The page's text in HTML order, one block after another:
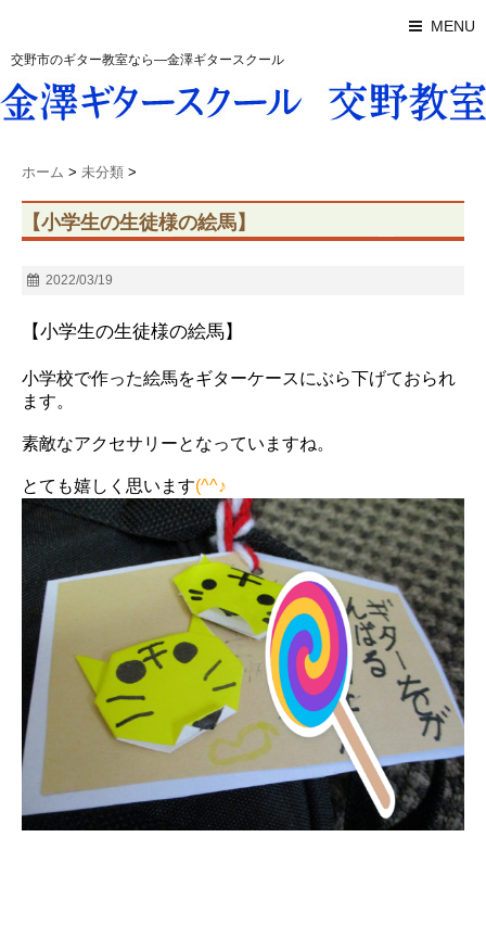
MENU
交野市のギター教室なら―金澤ギタースクール
ホーム > 未分類 >
【小学生の生徒様の絵馬】
2022/03/19
【小学生の生徒様の絵馬】
小学校で作った絵馬をギターケースにぶら下げておられ
ます。
素敵なアクセサリーとなっていますね。
とても嬉しく思います(^^♪